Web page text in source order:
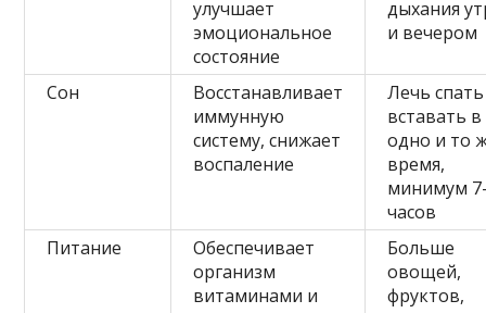
улучшает
эмоциональное
состояние
дыхания
и вечером
Сон
Восстанавливает
иммунную
систему, снижает
воспаление
Лечь
вставать в
одно и то
время,
минимум
часов
Питание
Обеспечивает
организм
витаминами и
Больше
овощей,
фруктов,